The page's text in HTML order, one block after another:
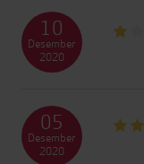
10
Desember
2020
05
Desember
2020